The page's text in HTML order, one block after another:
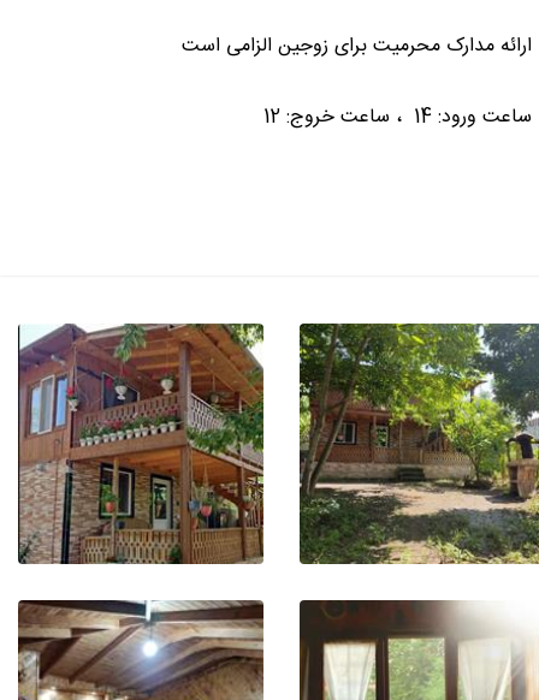
ارائه مدارک محرمیت برای زوجین الزامی است
ساعت ورود: 14 ، ساعت خروج: 12